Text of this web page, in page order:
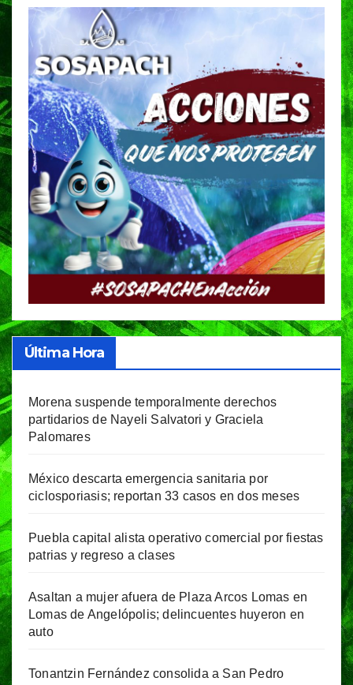
Última Hora
Morena suspende temporalmente derechos
partidarios de Nayeli Salvatori y Graciela
Palomares
México descarta emergencia sanitaria por
ciclosporiasis; reportan 33 casos en dos meses
Puebla capital alista operativo comercial por fiestas
patrias y regreso a clases
Asaltan a mujer afuera de Plaza Arcos Lomas en
Lomas de Angelópolis; delincuentes huyeron en
auto
Tonantzin Fernández consolida a San Pedro